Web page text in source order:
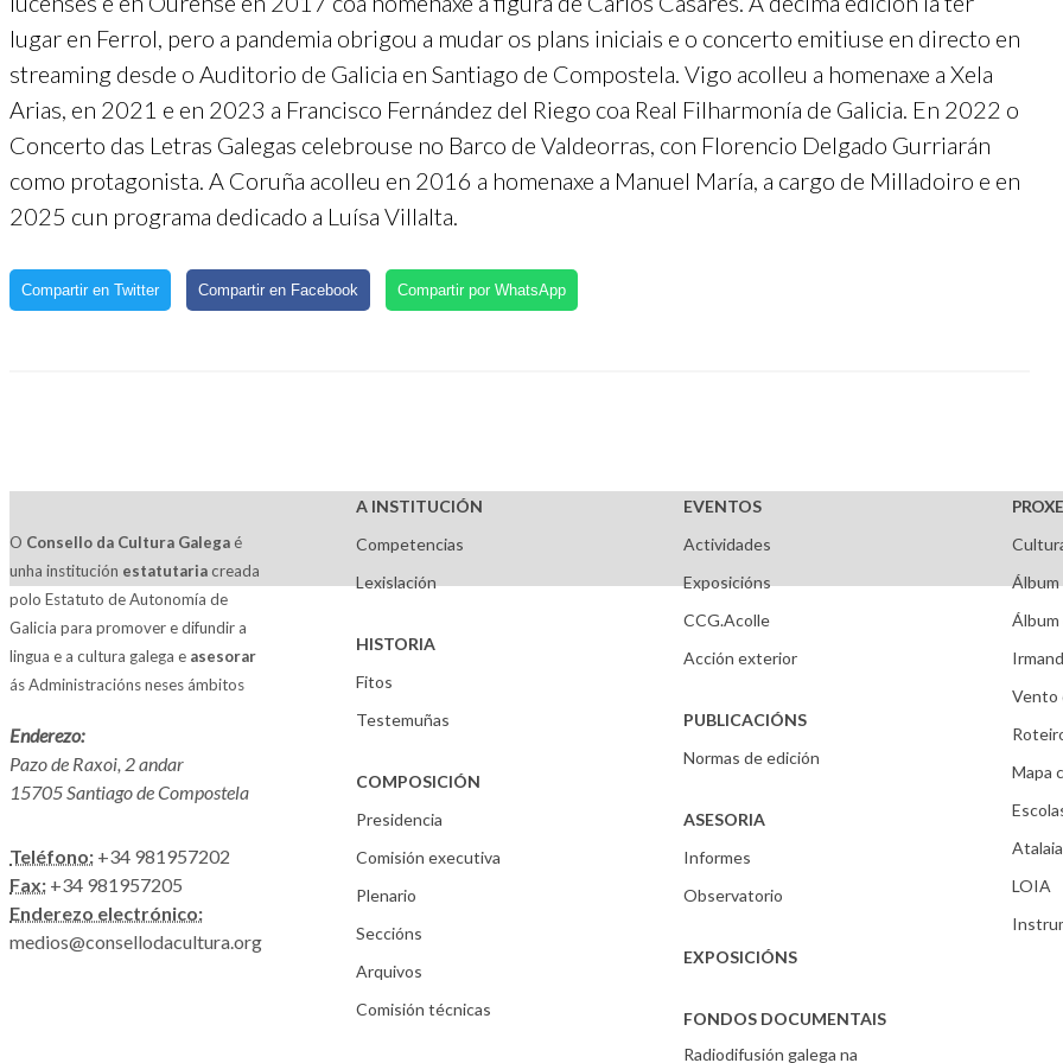
lugar en Ferrol, pero a pandemia obrigou a mudar os plans iniciais e o concerto emitiuse en directo en
streaming desde o Auditorio de Galicia en Santiago de Compostela. Vigo acolleu a homenaxe a Xela
Arias, en 2021 e en 2023 a Francisco Fernández del Riego coa Real Filharmonía de Galicia. En 2022 o
Concerto das Letras Galegas celebrouse no Barco de Valdeorras, con Florencio Delgado Gurriarán
como protagonista. A Coruña acolleu en 2016 a homenaxe a Manuel María, a cargo de Milladoiro e en
2025 cun programa dedicado a Luísa Villalta.
Compartir en Twitter Compartir en Facebook Compartir por WhatsApp
O Consello da Cultura Galega é
unha institución estatutariacreada
polo Estatuto de Autonomía de
Galicia para promover e difundir a
lingua e a cultura galega e asesorar
ás Administracións neses ámbitos
Enderezo:
Pazo de Raxoi, 2 andar
15705 Santiago de Compostela
Teléfono: +34 981957202
Fax: +34 981957205
Enderezo electrónico:
medios@consellodacultura.org
A INSTITUCIÓN
Competencias
Lexislación
HISTORIA
Fitos
Testemuñas
COMPOSICIÓN
Presidencia
Comisión executiva
Plenario
Seccións
Arquivos
Comisión técnicas
EVENTOS
Actividades
Exposicións
CCG.Acolle
Acción exterior
PUBLICACIÓNS
Normas de edición
ASESORIA
Informes
Observatorio
EXPOSICIÓNS
FONDOS DOCUMENTAIS
Radiodifusión galega na
Álbum
Álbum
Vento
Mapa
Atalaia
LOIA